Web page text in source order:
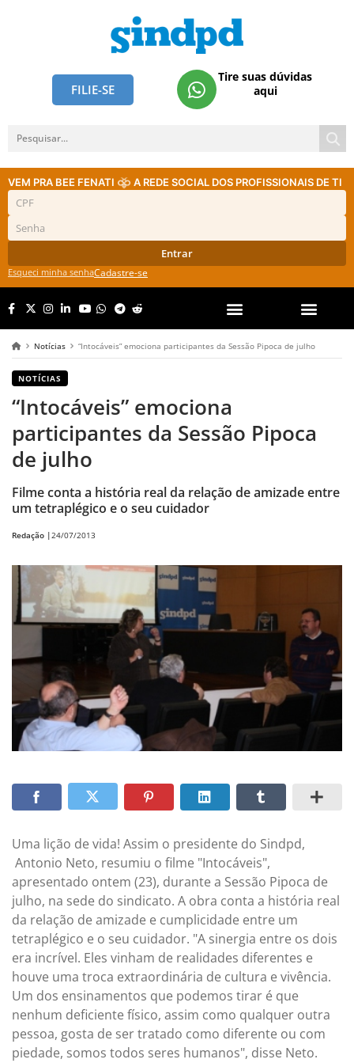
FILIE-SE
Tire suas dúvidas
aqui
VEM PRA BEE FENATI A REDE SOCIAL DOS PROFISSIONAIS DE TI
Entrar
Esqueci minha senhaCadastre-se
Notícias “Intocáveis” emociona participantes da Sessão Pipoca de julho
NOTÍCIAS
“Intocáveis” emociona
participantes da Sessão Pipoca
de julho
Filme conta a história real da relação de amizade entre
um tetraplégico e o seu cuidador
Redação |24/07/2013
Uma lição de vida! Assim o presidente do Sindpd,
Antonio Neto, resumiu o filme "Intocáveis",
apresentado ontem (23), durante a Sessão Pipoca de
julho, na sede do sindicato. A obra conta a história real
da relação de amizade e cumplicidade entre um
tetraplégico e o seu cuidador. "A sinergia entre os dois
era incrível. Eles vinham de realidades diferentes e
houve uma troca extraordinária de cultura e vivência.
Um dos ensinamentos que podemos tirar é que
nenhum deficiente físico, assim como qualquer outra
pessoa, gosta de ser tratado como diferente ou com
piedade, somos todos seres humanos", disse Neto.